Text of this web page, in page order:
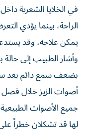
في الخلايا الشعرية
الراحة، بينما يؤدي
يمكن علاجه، وقد
وأشار الطبيب إلى
بضعف سمع دائم بعد
أصوات الزيز خلال فصل
جميع الأصوات
لها قد تشكلان خطراً